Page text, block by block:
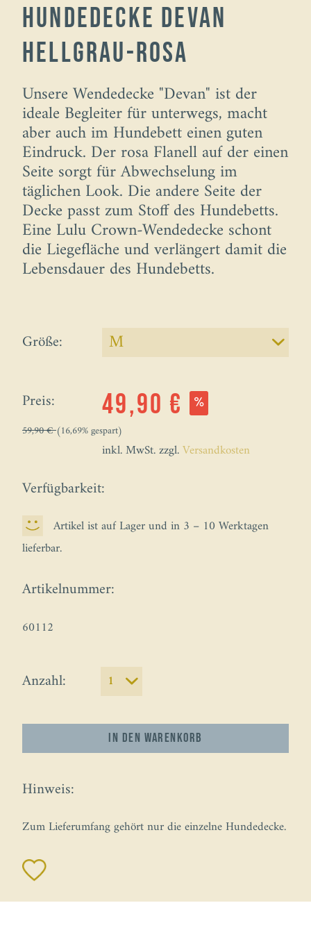
Hundedecke Devan
hellgrau-rosa
Unsere Wendedecke "Devan" ist der
ideale Begleiter für unterwegs, macht
aber auch im Hundebett einen guten
Eindruck. Der rosa Flanell auf der einen
Seite sorgt für Abwechselung im
täglichen Look. Die andere Seite der
Decke passt zum Stoff des Hundebetts.
Eine Lulu Crown-Wendedecke schont
die Liegefläche und verlängert damit die
Lebensdauer des Hundebetts.
Größe:
Preis: 49,90 €
59,90 €(16,69% gespart)
inkl. MwSt. zzgl.Versandkosten
Verfügbarkeit:
Artikel ist auf Lager und in 3 – 10 Werktagen
lieferbar.
Artikelnummer:
60112
Anzahl:
In den Warenkorb
Hinweis:
Zum Lieferumfang gehört nur die einzelne Hundedecke.